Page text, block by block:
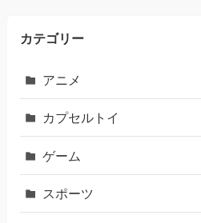
カテゴリー
アニメ
カプセルトイ
ゲーム
スポーツ